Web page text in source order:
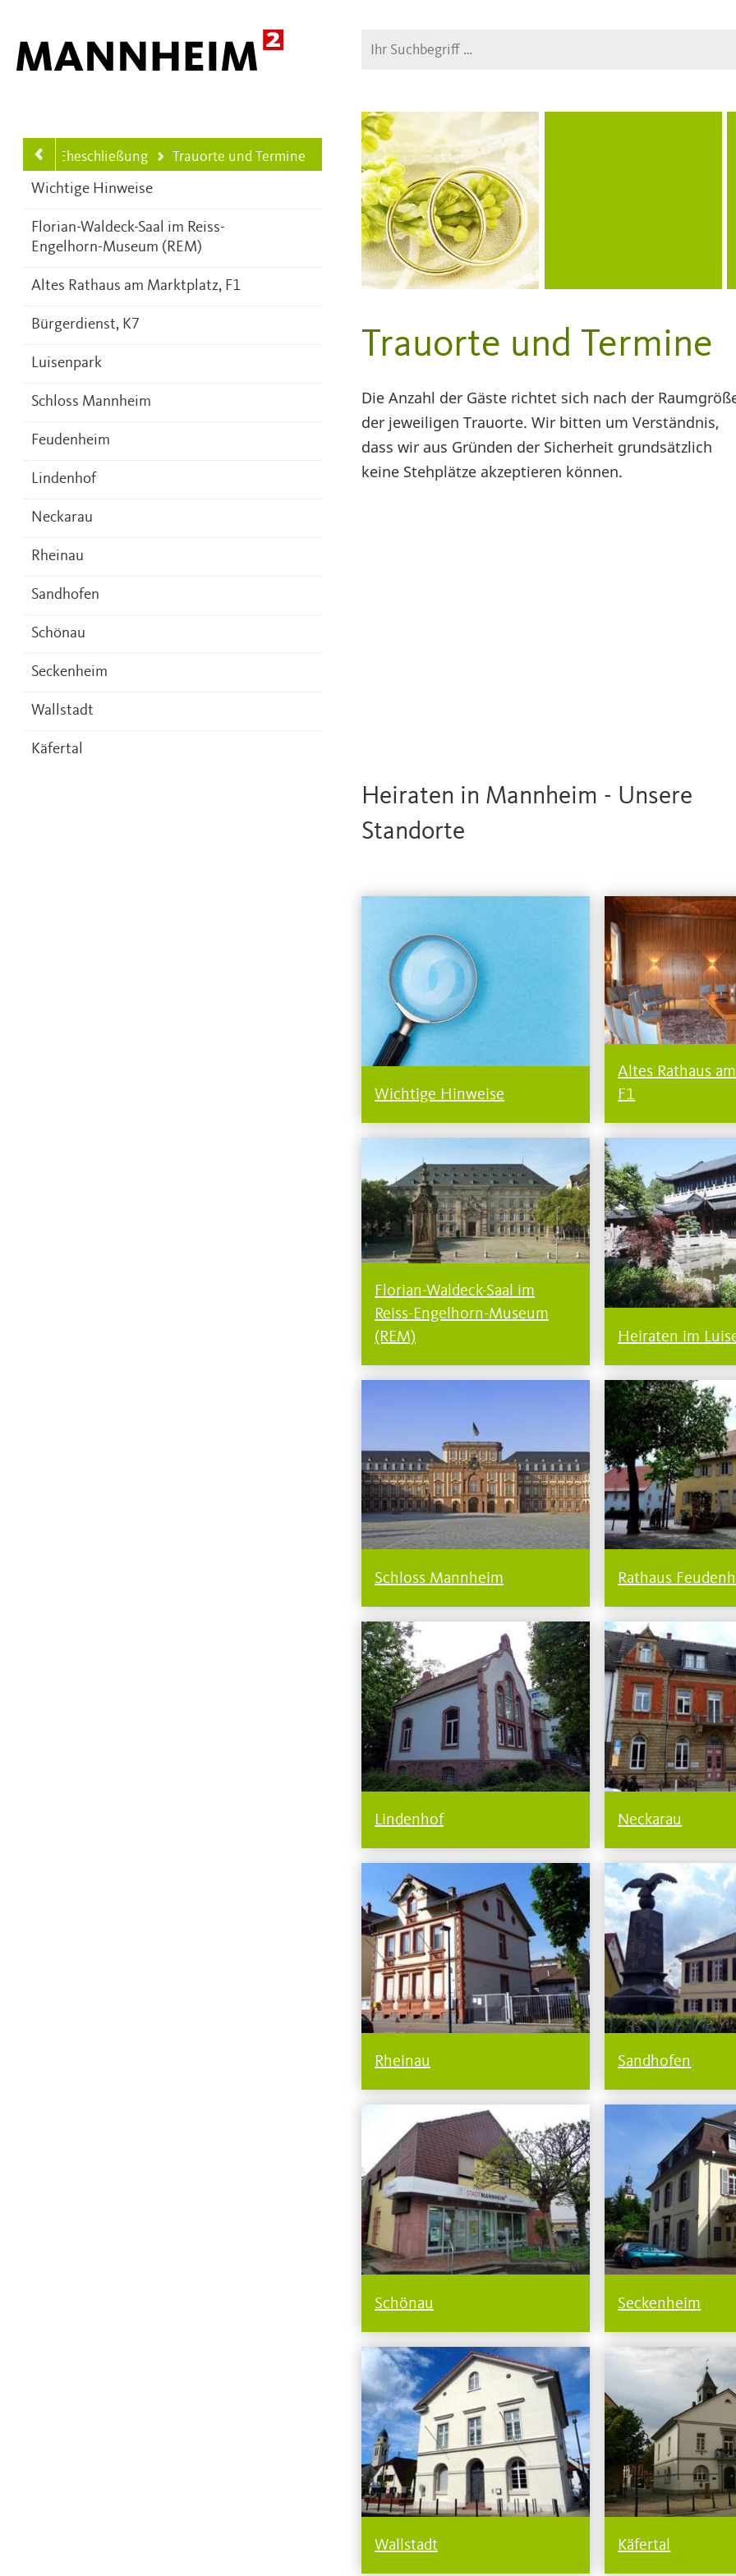
Suche
Eheschließung
Ihre aktuelle Position ist
Trauorte und Termine
Wichtige Hinweise
Florian-Waldeck-Saal im Reiss-
Engelhorn-Museum (REM)
Altes Rathaus am Marktplatz, F1
Bürgerdienst, K7
Luisenpark
Schloss Mannheim
Feudenheim
Lindenhof
Neckarau
Rheinau
Sandhofen
Schönau
Seckenheim
Wallstadt
Käfertal
Trauorte und Termine
Die Anzahl der Gäste richtet sich nach der
der jeweiligen Trauorte. Wir bitten um Verständnis,
dass wir aus Gründen der Sicherheit grundsätzlich
keine Stehplätze akzeptieren können.
Heiraten in Mannheim - Unsere
Standorte
Wichtige Hinweise
Altes Rathaus
F1
Florian-Waldeck-Saal im
Reiss-Engelhorn-Museum
(REM)
Heiraten im
Schloss Mannheim Rathaus
Lindenhof Neckarau
Rheinau Sandhofen
Schönau Seckenheim
Wallstadt Käfertal